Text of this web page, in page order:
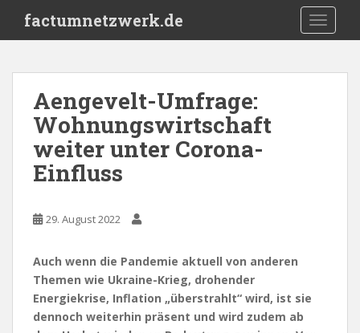
i
factumnetzwerk.de
Aengevelt-Umfrage:
Wohnungswirtschaft
weiter unter Corona-
Einfluss
29. August 2022
Auch wenn die Pandemie aktuell von anderen
Themen wie Ukraine-Krieg, drohender
Energiekrise, Inflation „überstrahlt“ wird, ist sie
dennoch weiterhin präsent und wird zudem ab